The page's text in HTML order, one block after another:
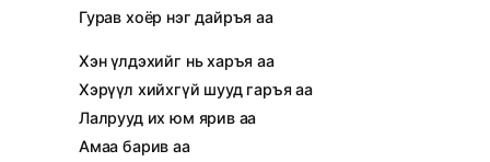
Гурав хоёр нэг дайръя аа
Хэн үлдэхийг нь харъя аа
Хэрүүл хийхгүй шууд гаръя аа
Лалрууд их юм ярив аа
Амаа барив аа